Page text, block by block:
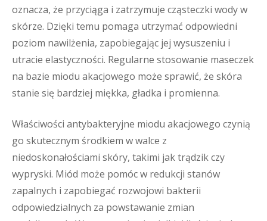
oznacza, że przyciąga i zatrzymuje cząsteczki wody w
skórze. Dzięki temu pomaga utrzymać odpowiedni
poziom nawilżenia, zapobiegając jej wysuszeniu i
utracie elastyczności. Regularne stosowanie maseczek
na bazie miodu akacjowego może sprawić, że skóra
stanie się bardziej miękka, gładka i promienna.
Właściwości antybakteryjne miodu akacjowego czynią
go skutecznym środkiem w walce z
niedoskonałościami skóry, takimi jak trądzik czy
wypryski. Miód może pomóc w redukcji stanów
zapalnych i zapobiegać rozwojowi bakterii
odpowiedzialnych za powstawanie zmian